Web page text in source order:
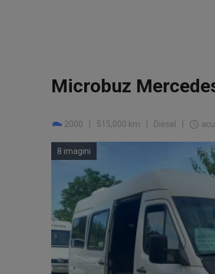
Microbuz
2000
515,000 km Diesel
8 imagini